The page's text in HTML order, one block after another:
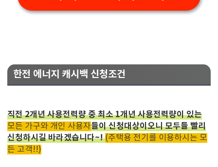
한전 에너지 캐시백 신청조건
직전 2개년 사용전력량 중 최소 1개년 사용전력량이 있는
모든 가구와 개인 사용자들이 신청대상이오니 모두들 빨리
신청하시길 바라겠습니다~!(주택용 전기를 이용하시는 모
든 고객!!)